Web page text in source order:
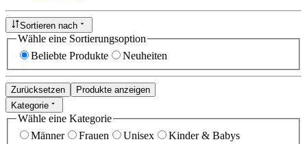
Sortieren nach
Wähle eine Sortierungsoption
Beliebte Produkte
Neuheiten
Zurücksetzen
Produkte anzeigen
Kategorie
Wähle eine Kategorie
Männer
Frauen Unisex Kinder & Babys